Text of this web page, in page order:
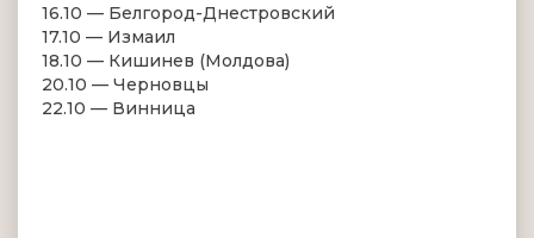
16.10 — Белгород-Днестровский
17.10 — Измаил
18.10 — Кишинев (Молдова)
20.10 — Черновцы
22.10 — Винница